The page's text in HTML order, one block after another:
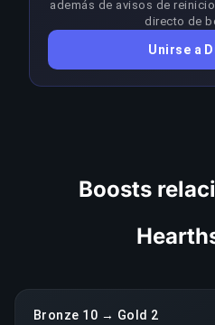
meta; cualquier caída
activa una reasignación
adicional.
además de avisos de
directo de
Unirse a
Boosts
Bronze 10 → Gold 2